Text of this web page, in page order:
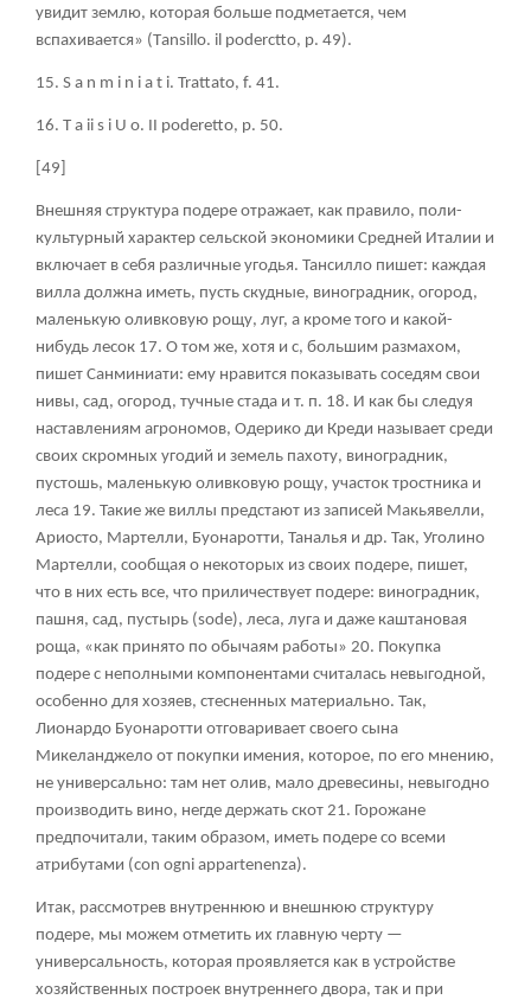
увидит землю, которая больше подметается, чем
вспахивается» (Тansi llо. i l poderctto, p. 49).
15. S a n m i n i a t i. Trattato, f. 41.
16. T a ii s i U о. II poderetto, p. 50.
[49]
Внешняя структура подере отражает, как правило, поли-
культурный характер сельской экономики Средней Италии и
включает в себя различные угодья. Тансилло пишет: каждая
вилла должна иметь, пусть скудные, виноградник, огород,
маленькую оливковую рощу, луг, а кроме того и какой-
нибудь лесок 17. О том же, хотя и с, большим размахом,
пишет Санминиати: ему нравится показывать соседям свои
нивы, сад, огород, тучные стада и т. п. 18. И как бы следуя
наставлениям агрономов, Одерико ди Креди называет среди
своих скромных угодий и земель пахоту, виноградник,
пустошь, маленькую оливковую рощу, участок тростника и
леса 19. Такие же виллы предстают из записей Макьявелли,
Ариосто, Мартелли, Буонаротти, Таналья и др. Так, Уголино
Мартелли, сообщая о некоторых из своих подере, пишет,
что в них есть все, что приличествует подере: виноградник,
пашня, сад, пустырь (sode), леса, луга и даже каштановая
роща, «как принято по обычаям работы» 20. Покупка
подере с неполными компонентами считалась невыгодной,
особенно для хозяев, стесненных материально. Так,
Лионардо Буонаротти отговаривает своего сына
Микеланджело от покупки имения, которое, по его мнению,
не универсально: там нет олив, мало древесины, невыгодно
производить вино, негде держать скот 21. Горожане
предпочитали, таким образом, иметь подере со всеми
атрибутами (con ogni appartenenza).
Итак, рассмотрев внутреннюю и внешнюю структуру
подере, мы можем отметить их главную черту —
универсальность, которая проявляется как в устройстве
хозяйственных построек внутреннего двора, так и при